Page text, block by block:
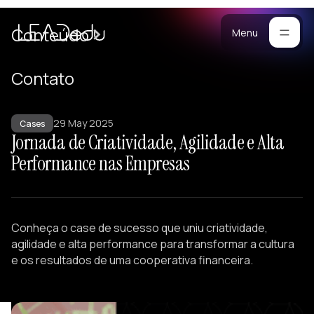
Menu
Building
Metodologia
Portfólio
Conteúdo
Cases
Blog
Materiais
Contato
Jornada de Criatividade, Agilidade e Alta
Performance nas Empresas
Cases 29 May 2025
Conheça o case de sucesso que uniu criatividade,
agilidade e alta performance para transformar a cultura
e os resultados de uma cooperativa financeira.